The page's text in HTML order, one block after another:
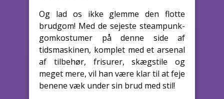
Og lad os ikke glemme den flotte
brudgom! Med de sejeste steampunk-
gomkostumer på denne side af
tidsmaskinen, komplet med et arsenal
af tilbehør, frisurer, skægstile og
meget mere, vil han være klar til at feje
benene væk under sin brud med stil!